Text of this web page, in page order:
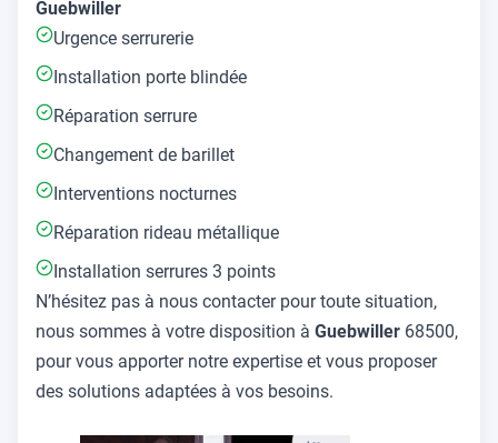
Guebwiller
Urgence serrurerie
Installation porte blindée
Réparation serrure
Changement de barillet
Interventions nocturnes
Réparation rideau métallique
Installation serrures 3 points
N’hésitez pas à nous contacter pour toute situation,
nous sommes à votre disposition à Guebwiller 68500,
pour vous apporter notre expertise et vous proposer
des solutions adaptées à vos besoins.